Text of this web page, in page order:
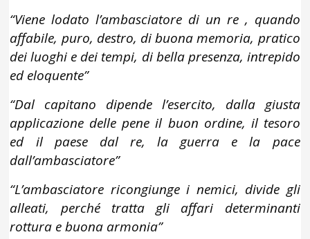
“Viene lodato l’ambasciatore di un re , quando
affabile, puro, destro, di buona memoria, pratico
dei luoghi e dei tempi, di bella presenza, intrepido
ed eloquente”
“Dal capitano dipende l’esercito, dalla giusta
applicazione delle pene il buon ordine, il tesoro
ed il paese dal re, la guerra e la pace
dall’ambasciatore”
“L’ambasciatore ricongiunge i nemici, divide gli
alleati, perché tratta gli affari determinanti
rottura e buona armonia”